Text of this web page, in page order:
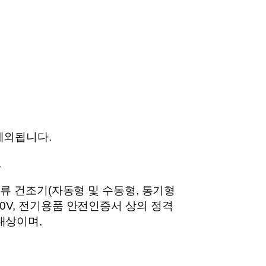
외됩니다.
건조기(자동형 및 수동형, 통기형
전기용품 안전인증서 상의 정격
상이며,